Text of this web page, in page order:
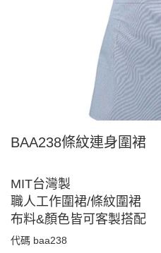
BAA238條紋連身圍裙
MIT台灣製
職人工作圍裙/條紋圍裙
布料&顏色皆可客製搭配
代碼 baa238